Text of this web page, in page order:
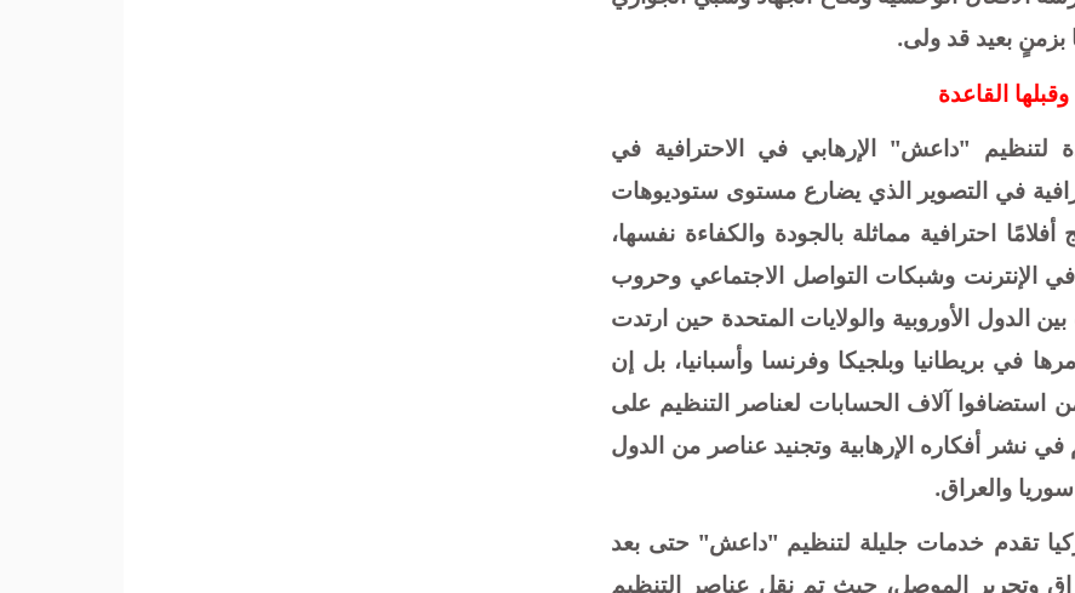
بعيد قد ولى.
القاعدة
لتنظيم "داعش" الإرهابي في الاحترافية في
في التصوير الذي يضارع مستوى ستوديوهات
احترافية مماثلة بالجودة والكفاءة نفسها،
الإنترنت وشبكات التواصل الاجتماعي وحروب
الدول الأوروبية والولايات المتحدة حين ارتدت
في بريطانيا وبلجيكا وفرنسا وأسبانيا، بل إن
استضافوا آلاف الحسابات لعناصر التنظيم على
نشر أفكاره الإرهابية وتجنيد عناصر من الدول
والعراق.
تركيا تقدم خدمات جليلة لتنظيم "داعش" حتى بعد
وتحرير الموصل، حيث تم نقل عناصر التنظيم